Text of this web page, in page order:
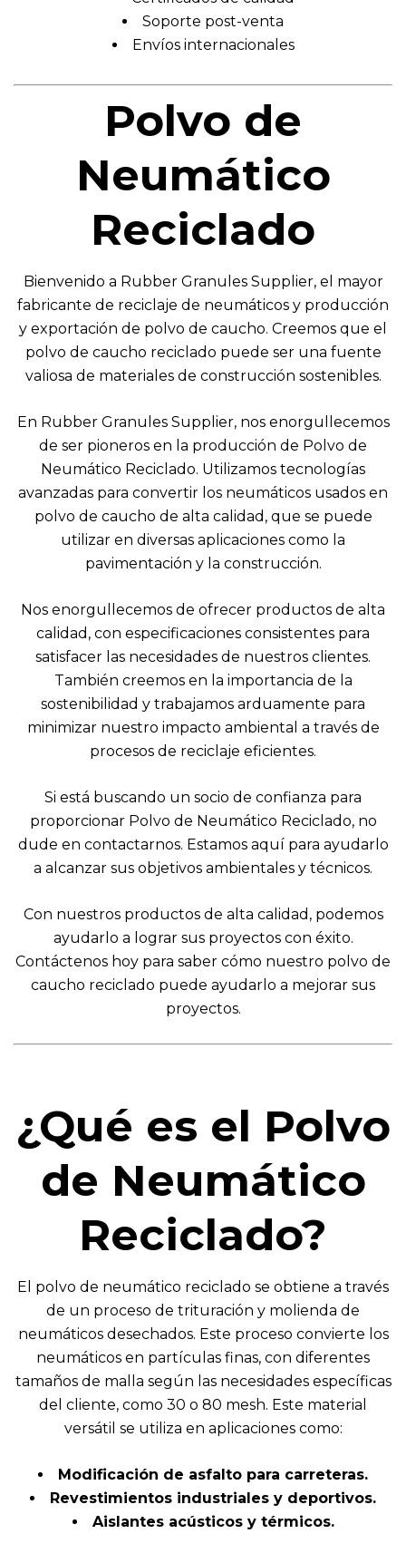
Soporte post-venta
Envíos internacionales
Polvo de
Neumático
Reciclado
Bienvenido a Rubber Granules Supplier, el mayor
fabricante de reciclaje de neumáticos y producción
y exportación de polvo de caucho. Creemos que el
polvo de caucho reciclado puede ser una fuente
valiosa de materiales de construcción sostenibles.
En Rubber Granules Supplier, nos enorgullecemos
de ser pioneros en la producción de Polvo de
Neumático Reciclado. Utilizamos tecnologías
avanzadas para convertir los neumáticos usados en
polvo de caucho de alta calidad, que se puede
utilizar en diversas aplicaciones como la
pavimentación y la construcción.
Nos enorgullecemos de ofrecer productos de alta
calidad, con especificaciones consistentes para
satisfacer las necesidades de nuestros clientes.
También creemos en la importancia de la
sostenibilidad y trabajamos arduamente para
minimizar nuestro impacto ambiental a través de
procesos de reciclaje eficientes.
Si está buscando un socio de confianza para
proporcionar Polvo de Neumático Reciclado, no
dude en contactarnos. Estamos aquí para ayudarlo
a alcanzar sus objetivos ambientales y técnicos.
Con nuestros productos de alta calidad, podemos
ayudarlo a lograr sus proyectos con éxito.
Contáctenos hoy para saber cómo nuestro polvo de
caucho reciclado puede ayudarlo a mejorar sus
proyectos.
¿Qué es el Polvo
de Neumático
Reciclado?
El polvo de neumático reciclado se obtiene a través
de un proceso de trituración y molienda de
neumáticos desechados. Este proceso convierte los
neumáticos en partículas finas, con diferentes
tamaños de malla según las necesidades específicas
del cliente, como 30 o 80 mesh. Este material
versátil se utiliza en aplicaciones como:
Modificación de asfalto para carreteras.
Revestimientos industriales y deportivos.
Aislantes acústicos y térmicos.